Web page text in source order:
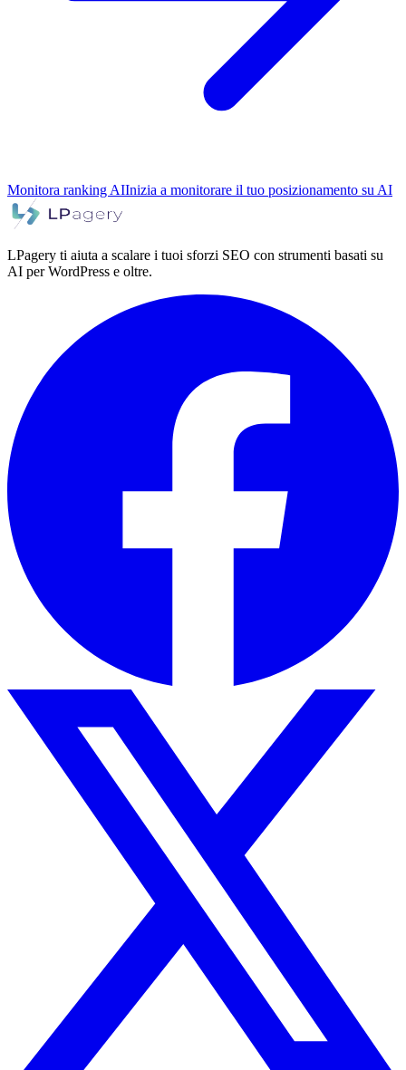
Monitora ranking AIInizia a monitorare il tuo posizionamento su AI
LPagery ti aiuta a scalare i tuoi sforzi SEO con strumenti basati su
AI per WordPress e oltre.